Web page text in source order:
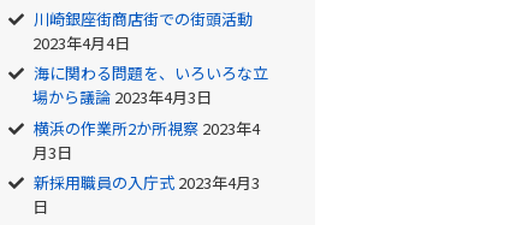
川崎銀座街商店街での街頭活動
2023年4月4日
海に関わる問題を、いろいろな立
場から議論 2023年4月3日
横浜の作業所2か所視察 2023年4
月3日
新採用職員の入庁式 2023年4月3
日